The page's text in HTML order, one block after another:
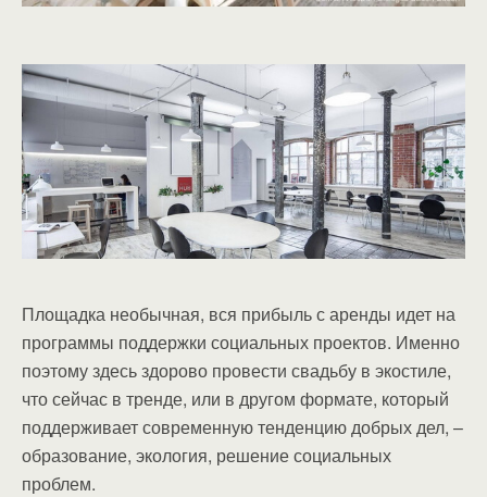
Площадка необычная, вся прибыль с аренды идет на
программы поддержки социальных проектов. Именно
поэтому здесь здорово провести свадьбу в экостиле,
что сейчас в тренде, или в другом формате, который
поддерживает современную тенденцию добрых дел, –
образование, экология, решение социальных
проблем.